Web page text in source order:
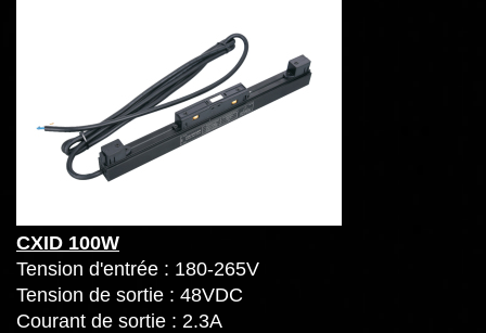
CXID 100W
Tension d'entrée : 180-265V
Tension de sortie : 48VDC
Courant de sortie : 2.3A